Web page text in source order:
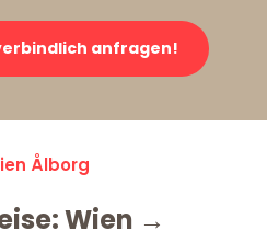
anfragen!
Ålborg
Wien →